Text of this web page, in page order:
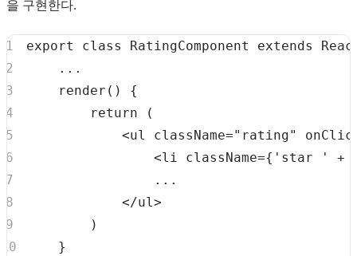
을 구현한다.
export class RatingComponent extends
...
render ( )
{
return
(
<ul className="rating"
<li className={ 'star ' +
...
</ul>
)
}